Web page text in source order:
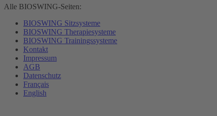
Alle BIOSWING-Seiten:
BIOSWING Sitzsysteme
BIOSWING Therapiesysteme
BIOSWING Trainingssysteme
Kontakt
Impressum
AGB
Datenschutz
Français
English